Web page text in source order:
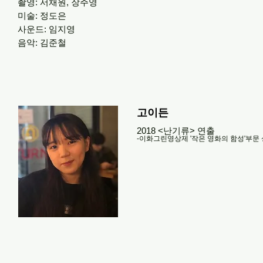
촬영: 서채원, 장주영
미술: 정도은
사운드: 임지영
음악: 김준철
​고이든
2018 <난기류> 연출
-이화그린영상제 '작은 영화의 함성'부문